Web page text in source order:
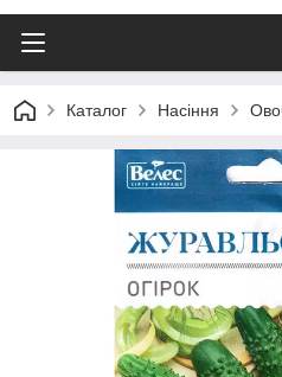
Каталог Насіння